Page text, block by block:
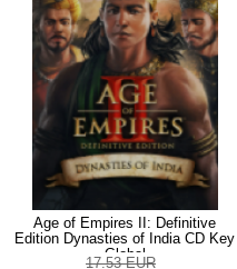
Age of Empires II: Definitive
Edition Dynasties of India CD Key
Global
17.53 EUR